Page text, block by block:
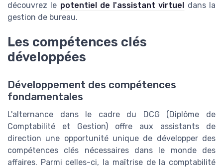
découvrez le potentiel de l'assistant virtuel dans la
gestion de bureau.
Les compétences clés
développées
Développement des compétences
fondamentales
L'alternance dans le cadre du DCG (Diplôme de
Comptabilité et Gestion) offre aux assistants de
direction une opportunité unique de développer des
compétences clés nécessaires dans le monde des
affaires. Parmi celles-ci, la maîtrise de la comptabilité